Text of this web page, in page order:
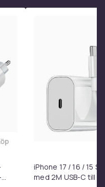
till ett långt och
till iPhone Laddare
iPhone 17 / 16 / 15
med 2M USB-C till